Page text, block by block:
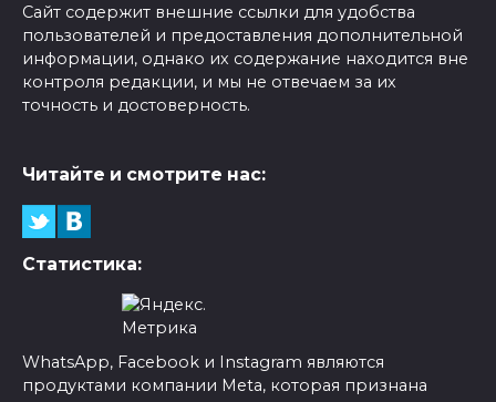
Сайт содержит внешние ссылки для удобства
пользователей и предоставления дополнительной
информации, однако их содержание находится вне
контроля редакции, и мы не отвечаем за их
точность и достоверность.
Читайте и смотрите нас:
Статистика:
WhatsApp, Facebook и Instagram являются
продуктами компании Meta, которая признана